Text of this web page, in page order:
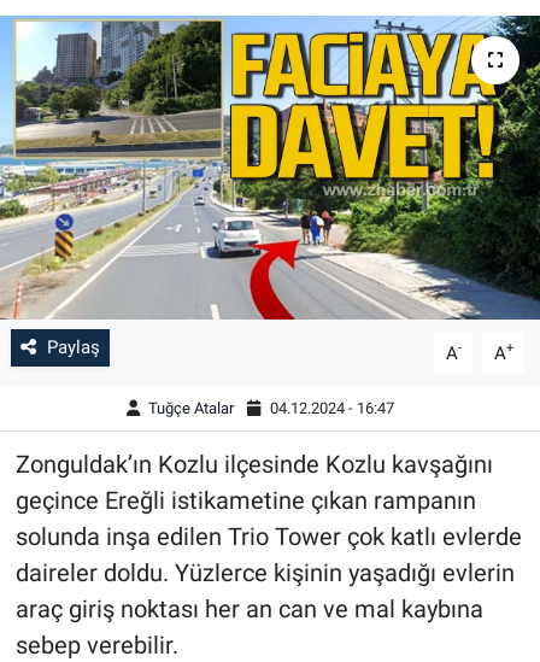
Paylaş A- A+
Tuğçe Atalar 04.12.2024 - 16:47
Zonguldak’ın Kozlu ilçesinde Kozlu kavşağını
geçince Ereğli istikametine çıkan rampanın
solunda inşa edilen Trio Tower çok katlı evlerde
daireler doldu. Yüzlerce kişinin yaşadığı evlerin
araç giriş noktası her an can ve mal kaybına
sebep verebilir.